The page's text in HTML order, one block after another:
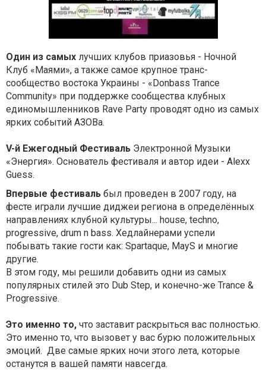
Один из самых лучших клубов приазовья - Ночной
Клуб «Маями», а также самое крупное транс-
сообщество востока Украины - «Donbass Trance
Community» при поддержке сообщества клубных
единомышленников Rave Party проводят одно из самых
ярких событий АЗОВа.
V-й Ежегодный Фестиваль Электронной Музыки
«Энергия». Основатель фестиваля и автор идеи - Alexx
Guess.
Впервые фестиваль был проведен в 2007 году, на
фесте играли лучшие диджеи региона в определённых
направлениях клубной культуры... house, techno,
progressive, drum n bass. Хедлайнерами успели
побывать такие гости как: Spartaque, MayS и многие
другие.
В этом году, мы решили добавить одни из самых
популярных стилей это Dub Step, и конечно-же Trance &
Progressive.
Это именно то, что заставит раскрыться вас полностью.
Это именно то, что вызовет у вас бурю положительных
эмоций. Две самые ярких ночи этого лета, которые
останутся в вашей памяти навсегда.